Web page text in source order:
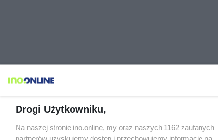
Drogi Użytkowniku,
Na naszej stronie ino.online, my oraz naszych 1162 zaufanych
partnerów uzyskujemy dostęp i przechowujemy informacje na